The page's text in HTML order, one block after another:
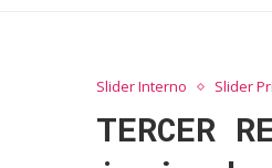
Slider Interno Slider
TERCER